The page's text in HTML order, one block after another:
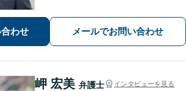
に法律相談のご予約についてお問合せ
ください。分野によっては、初回30分
間の無料相談を実施しております。
わせ メールでお問い合わせ
岬 宏美 弁護士 インタビューを見る